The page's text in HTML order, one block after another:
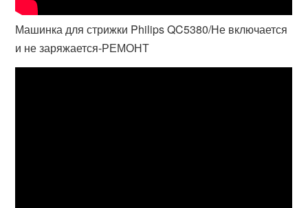
Машинка для стрижки Philips QC5380/Не включается
и не заряжается-РЕМОНТ